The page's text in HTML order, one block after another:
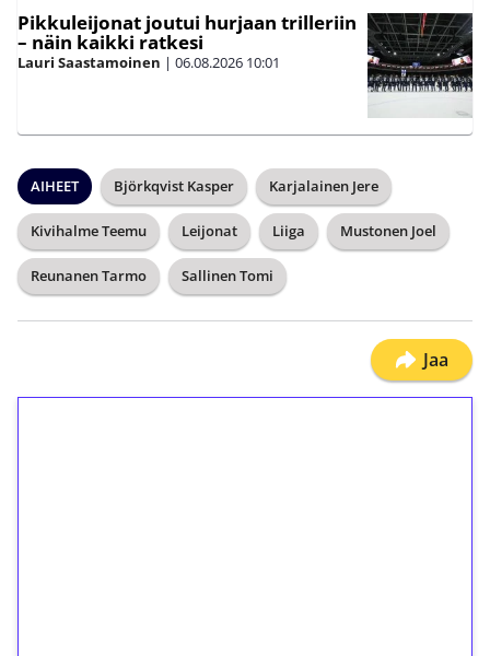
Pikkuleijonat joutui hurjaan trilleriin
– näin kaikki ratkesi
Lauri Saastamoinen | 06.08.2026 10:01
AIHEET Björkqvist Kasper Karjalainen Jere
Kivihalme Teemu Leijonat Liiga Mustonen Joel
Reunanen Tarmo Sallinen Tomi
Jaa